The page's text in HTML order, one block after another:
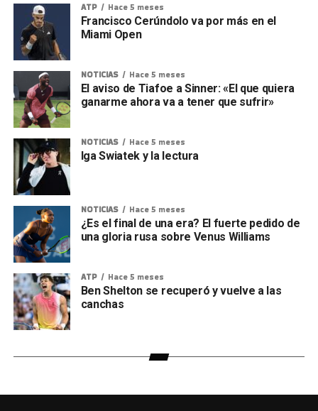
ATP Hace 5 meses
Francisco Cerúndolo va por más en el
Miami Open
NOTICIAS Hace 5 meses
El aviso de Tiafoe a Sinner: «El que quiera
ganarme ahora va a tener que sufrir»
NOTICIAS Hace 5 meses
Iga Swiatek y la lectura
NOTICIAS Hace 5 meses
¿Es el final de una era? El fuerte pedido de
una gloria rusa sobre Venus Williams
ATP Hace 5 meses
Ben Shelton se recuperó y vuelve a las
canchas